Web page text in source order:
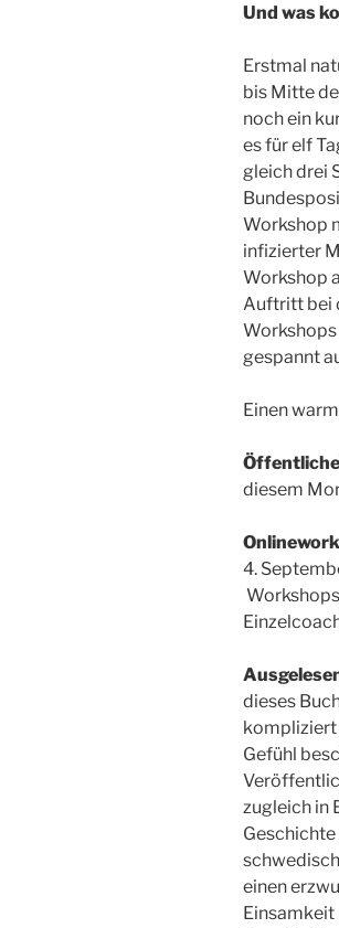
Und was
Erstmal
bis Mitte
noch ein
es für elf
gleich drei
Workshop
infizierter
Workshop
Auftritt bei
gespannt
Einen
diesem
4.
dieses
kompliziert
Gefühl
zugleich in
Geschichte
einen